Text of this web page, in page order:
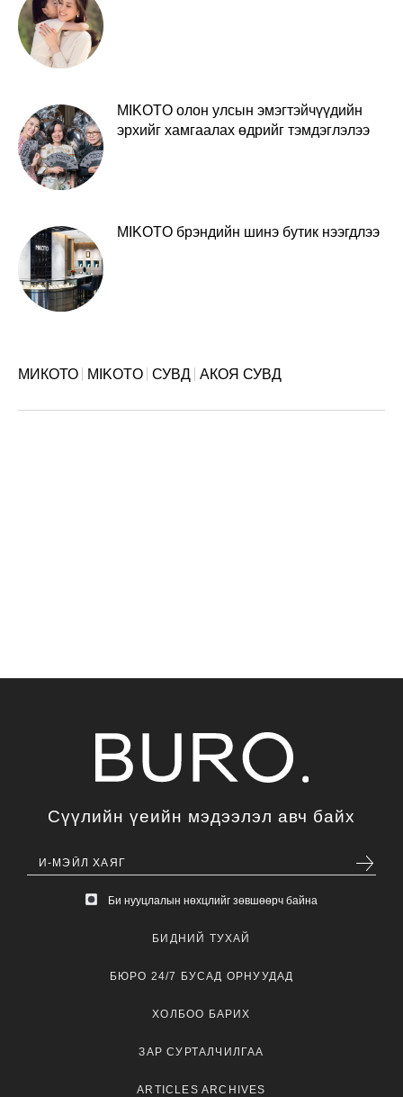
MIKOTO олон улсын эмэгтэйчүүдийн
эрхийг хамгаалах өдрийг тэмдэглэлээ
MIKOTO брэндийн шинэ бутик нээгдлээ
МИКОТО MIKOTO СУВД АКОЯ СУВД
Сүүлийн үеийн мэдээлэл авч байх
Би нууцлалын нөхцлийг зөвшөөрч байна
БИДНИЙ ТУХАЙ
БЮРО 24/7 БУСАД ОРНУУДАД
ХОЛБОО БАРИХ
ЗАР СУРТАЛЧИЛГАА
ARTICLES ARCHIVES